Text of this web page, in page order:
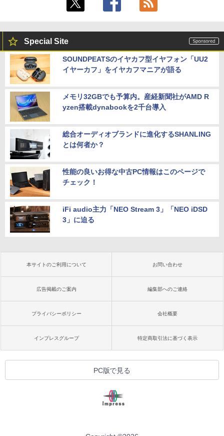
Special Site
SOUNDPEATSのイヤカフ型イヤフォン「UU2
イヤーカフ」をイヤカフマニアが語る
メモリ32GBでも予算内。産経新聞社がAMD R
yzen搭載dynabookを2千台導入
総合オーディオブランドに進化するSHANLING
とは何者か？
性能の良いお得な中古PC情報はこのページで
チェック！
iFi audio主力「NEO Stream 3」「NEO iDSD
3」に迫る
本サイトのご利用について お問い合わせ
広告掲載のご案内 編集部へのご連絡
プライバシーポリシー 会社概要
インプレスグループ 特定商取引法に基づく表示
PC版で見る